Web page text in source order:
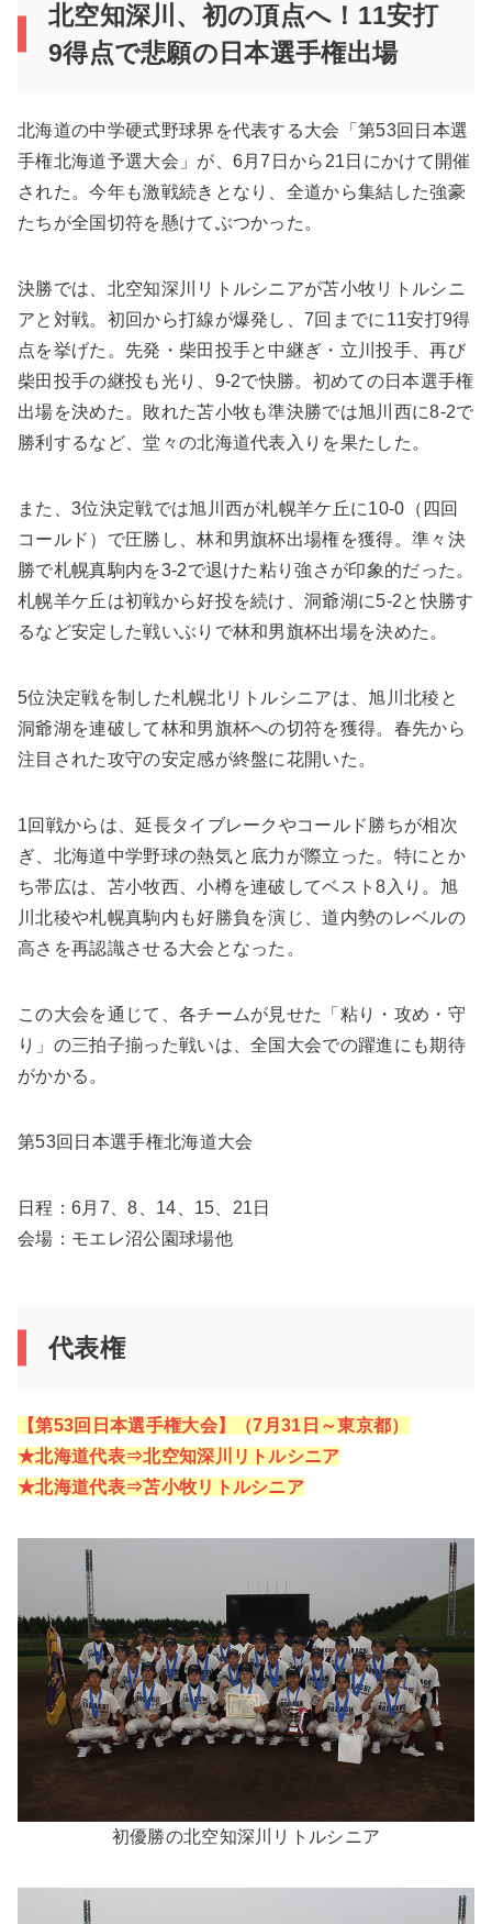
北空知深川、初の頂点へ！11安打
9得点で悲願の日本選手権出場
北海道の中学硬式野球界を代表する大会「第53回日本選
手権北海道予選大会」が、6月7日から21日にかけて開催
された。今年も激戦続きとなり、全道から集結した強豪
たちが全国切符を懸けてぶつかった。
決勝では、北空知深川リトルシニアが苫小牧リトルシニ
アと対戦。初回から打線が爆発し、7回までに11安打9得
点を挙げた。先発・柴田投手と中継ぎ・立川投手、再び
柴田投手の継投も光り、9-2で快勝。初めての日本選手権
出場を決めた。敗れた苫小牧も準決勝では旭川西に8-2で
勝利するなど、堂々の北海道代表入りを果たした。
また、3位決定戦では旭川西が札幌羊ケ丘に10-0（四回
コールド）で圧勝し、林和男旗杯出場権を獲得。準々決
勝で札幌真駒内を3-2で退けた粘り強さが印象的だった。
札幌羊ケ丘は初戦から好投を続け、洞爺湖に5-2と快勝す
るなど安定した戦いぶりで林和男旗杯出場を決めた。
5位決定戦を制した札幌北リトルシニアは、旭川北稜と
洞爺湖を連破して林和男旗杯への切符を獲得。春先から
注目された攻守の安定感が終盤に花開いた。
1回戦からは、延長タイブレークやコールド勝ちが相次
ぎ、北海道中学野球の熱気と底力が際立った。特にとか
ち帯広は、苫小牧西、小樽を連破してベスト8入り。旭
川北稜や札幌真駒内も好勝負を演じ、道内勢のレベルの
高さを再認識させる大会となった。
この大会を通じて、各チームが見せた「粘り・攻め・守
り」の三拍子揃った戦いは、全国大会での躍進にも期待
がかかる。
第53回日本選手権北海道大会
日程：6月7、8、14、15、21日
会場：モエレ沼公園球場他
代表権
【第53回日本選手権大会】（7月31日～東京都）
★北海道代表⇒北空知深川
リトルシニア
★北海道代表⇒苫小牧リトルシニア
初優勝の北空知深川リトルシニア